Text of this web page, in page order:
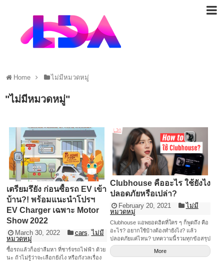
Home ไม่มีหมวดหมู่
"ไม่มีหมวดหมู่"
เตรียมรึยัง ก่อนซื้อรถ EV เข้า
บ้าน?! พร้อมแนะนำโปรฯ
EV Charger เฉพาะ Motor
Show 2022
March 30, 2022 cars ,ไม่มี
หมวดหมู่
ซื้อรถแล้วก็อย่าลืมหา ที่ชาร์จรถไฟฟ้า ด้วย
นะ ถ้าไม่รู้ว่าจะเลือกยังไง หรือกังวลเรื่อง
Clubhouse คืออะไร ใช้ยังไง
ปลอดภัยหรือเปล่า?
February 20, 2021
ไม่มี
หมวดหมู่
Clubhouse แอพยอดฮิตที่ใคร ๆ ก็พูดถึง คือ
อะไร? อยากใช้บ้างต้องทำยังไง? แล้ว
ปลอดภัยแค่ไหน? บทความนี้รวมทุกข้อสรุป
ตอบทุกข้อสงสัยมาให้ค่า
More